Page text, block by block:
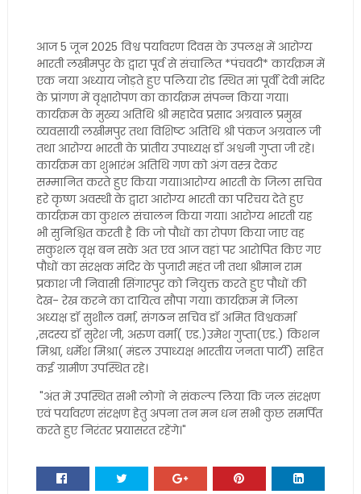
आज 5 जून 2025 विश्व पर्यावरण दिवस के उपलक्ष में आरोग्य
भारती लखीमपुर के द्वारा पूर्व से संचालित *पंचवटी* कार्यक्रम में
एक नया अध्याय जोड़ते हुए पलिया रोड स्थित मां पूर्वी देवी मंदिर
के प्रांगण में वृक्षारोपण का कार्यक्रम संपन्न किया गया।
कार्यक्रम के मुख्य अतिथि श्री महादेव प्रसाद अग्रवाल प्रमुख
व्यवसायी लखीमपुर तथा विशिष्ट अतिथि श्री पंकज अग्रवाल जी
तथा आरोग्य भारती के प्रांतीय उपाध्यक्ष डॉ अश्वनी गुप्ता जी रहे।
कार्यक्रम का शुभारंभ अतिथि गण को अंग वस्त्र देकर
सम्मानित करते हुए किया गया।आरोग्य भारती के जिला सचिव
हरे कृष्ण अवस्थी के द्वारा आरोग्य भारती का परिचय देते हुए
कार्यक्रम का कुशल संचालन किया गया। आरोग्य भारती यह
भी सुनिश्चित करती है कि जो पौधों का रोपण किया जाए वह
सकुशल वृक्ष बन सके अत एव आज वहां पर आरोपित किए गए
पौधों का संरक्षक मंदिर के पुजारी महंत जी तथा श्रीमान राम
प्रकाश जी निवासी सिंगारपुर को नियुक्त करते हुए पौधों की
देख- रेख करने का दायित्व सौपा गया। कार्यक्रम में जिला
अध्यक्ष डॉ सुशील वर्मा, संगठन सचिव डॉ अमित विश्वकर्मा
,सदस्य डॉ सुरेश जी, अरुण वर्मा( एड.)उमेश गुप्ता(एड.) किशन
मिश्रा, धर्मेश मिश्रा( मंडल उपाध्यक्ष भारतीय जनता पार्टी) सहित
कई ग्रामीण उपस्थित रहे।
"अंत में उपस्थित सभी लोगों ने संकल्प लिया कि जल संरक्षण
एवं पर्यावरण संरक्षण हेतु अपना तन मन धन सभी कुछ समर्पित
करते हुए निरंतर प्रयासरत रहेंगे।"